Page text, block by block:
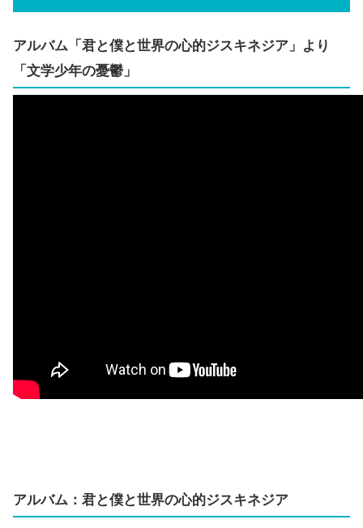
アルバム「君と僕と世界の心的ジスキネジア」より
「文学少年の憂鬱」
アルバム：君と僕と世界の心的ジスキネジア